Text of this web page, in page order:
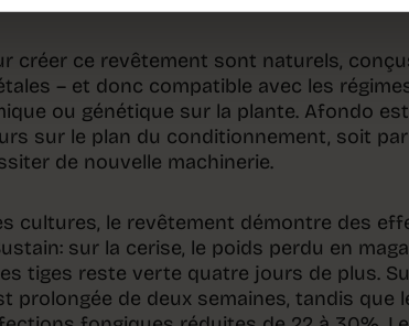
créer ce revêtement sont naturels,
– et donc compatible avec les
ou génétique sur la plante. Afondo
sur le plan du conditionnement, soit
de nouvelle machinerie.
cultures, le revêtement démontre des
sur la cerise, le poids perdu en
tiges reste verte quatre jours de plus.
prolongée de deux semaines, tandis que